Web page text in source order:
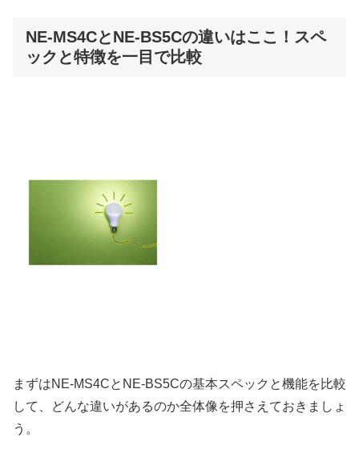
NE-MS4CとNE-BS5Cの違いはここ！スペ
ックと特徴を一目で比較
まずはNE-MS4CとNE-BS5Cの基本スペックと機能を比較
して、どんな違いがあるのか全体像を押さえておきましょ
う。